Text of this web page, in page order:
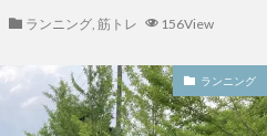
ランニング, 筋トレ
156View
ランニング